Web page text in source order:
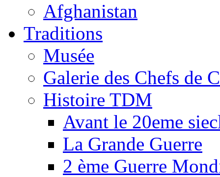
Afghanistan
Traditions
Musée
Galerie des Chefs de
Histoire TDM
Avant le 20eme
La Grande Guerre
2 ème Guerre